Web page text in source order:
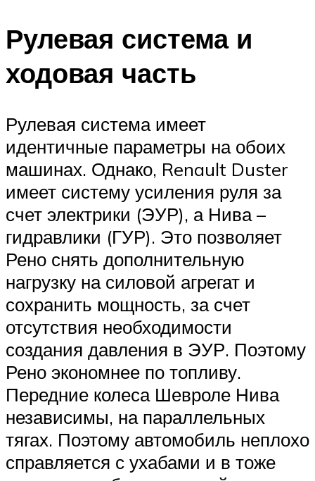
Рулевая система и
ходовая часть
Рулевая система имеет
идентичные параметры на обоих
машинах. Однако, Renault Duster
имеет систему усиления руля за
счет электрики (ЭУР), а Нива –
гидравлики (ГУР). Это позволяет
Рено снять дополнительную
нагрузку на силовой агрегат и
сохранить мощность, за счет
отсутствия необходимости
создания давления в ЭУР. Поэтому
Рено экономнее по топливу.
Передние колеса Шевроле Нива
независимы, на параллельных
тягах. Поэтому автомобиль неплохо
справляется с ухабами и в тоже